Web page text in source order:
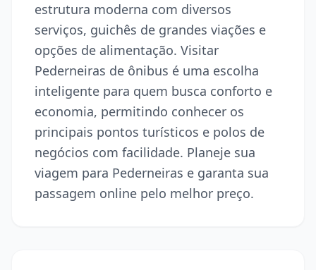
estrutura moderna com diversos
serviços, guichês de grandes viações e
opções de alimentação. Visitar
Pederneiras de ônibus é uma escolha
inteligente para quem busca conforto e
economia, permitindo conhecer os
principais pontos turísticos e polos de
negócios com facilidade. Planeje sua
viagem para Pederneiras e garanta sua
passagem online pelo melhor preço.